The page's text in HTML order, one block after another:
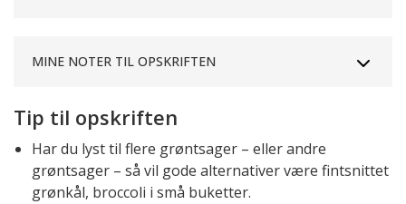
MINE NOTER TIL OPSKRIFTEN
Tip til opskriften
Har du lyst til flere grøntsager – eller andre
grøntsager – så vil gode alternativer være fintsnittet
grønkål, broccoli i små buketter.